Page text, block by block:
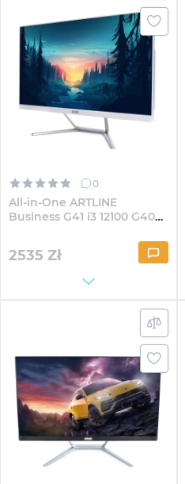
0
All-in-One ARTLINE
Business G41 i3 12100 G40W
2535 Zł